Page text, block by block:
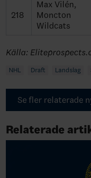
218
Max Vilén,
Moncton
Wildcats
Källa:
NHL Draft Landslag
Se fler relaterade
Relaterade